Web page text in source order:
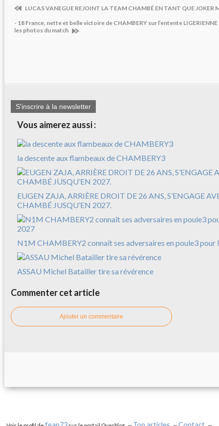
LUCAS VANEGUE REJOINT LA TEAM CHAMBÉ EN TANT QUE JOKER
- 18 France, nette et belle victoire de CHAMBERY sur l’entente
les photos du match
S'inscrire à la newsletter
Vous aimerez aussi :
la descente aux flambeaux de CHAMBERY3
EUGEN ZAJA, ARRIÈRE DROIT DE 26 ANS, S’ENGAGE
CHAMBÉ JUSQU’EN 2027.
N1M CHAMBERY2 connaît ses adversaires en poule3 pour
ASSAU Michel Batailler tire sa révérence
Commenter cet article
Ajouter un commentaire